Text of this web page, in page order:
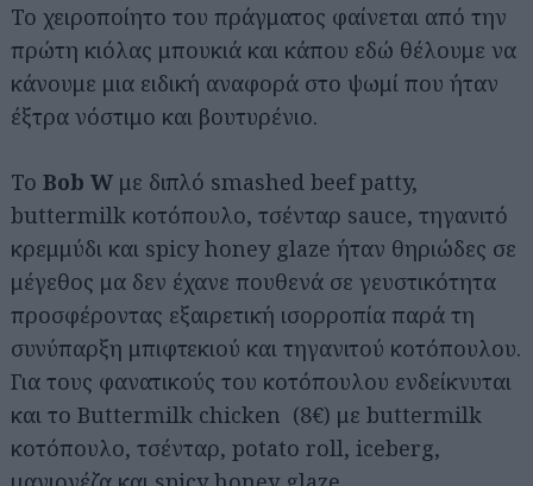
Το χειροποίητο του πράγματος φαίνεται από την
πρώτη κιόλας μπουκιά και κάπου εδώ θέλουμε να
κάνουμε μια ειδική αναφορά στο ψωμί που ήταν
έξτρα νόστιμο και βουτυρένιο.
Το Bob W με διπλό smashed beef patty,
buttermilk κοτόπουλο, τσένταρ sauce, τηγανιτό
κρεμμύδι και spicy honey glaze ήταν θηριώδες σε
μέγεθος μα δεν έχανε πουθενά σε γευστικότητα
προσφέροντας εξαιρετική ισορροπία παρά τη
συνύπαρξη μπιφτεκιού και τηγανιτού κοτόπουλου.
Για τους φανατικούς του κοτόπουλου ενδείκνυται
και το Buttermilk chicken (8€) με buttermilk
κοτόπουλο, τσένταρ, potato roll, iceberg,